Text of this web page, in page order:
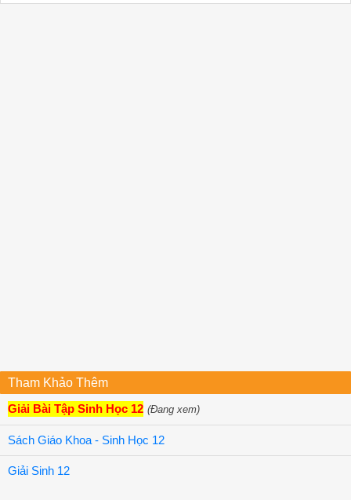
Tham Khảo Thêm
Giải Bài Tập Sinh Học 12 (Đang xem)
Sách Giáo Khoa - Sinh Học 12
Giải Sinh 12